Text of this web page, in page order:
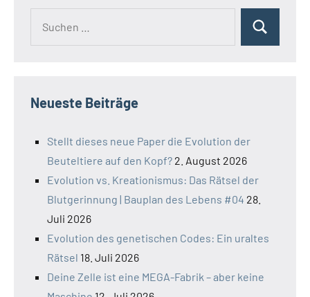
Suchen
Neueste Beiträge
Stellt dieses neue Paper die Evolution der
Beuteltiere auf den Kopf? 2. August 2026
Evolution vs. Kreationismus: Das Rätsel der
Blutgerinnung | Bauplan des Lebens #04 28.
Juli 2026
Evolution des genetischen Codes: Ein uraltes
Rätsel 18. Juli 2026
Deine Zelle ist eine MEGA-Fabrik – aber keine